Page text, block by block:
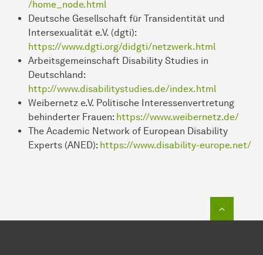
/home_node.html
Deutsche Gesellschaft für Transidentität und
Intersexualität e.V. (dgti):
https://www.dgti.org/didgti/netzwerk.html
Arbeitsgemeinschaft Disability Studies in
Deutschland:
http://www.disabilitystudies.de/index.html
Weibernetz e.V. Politische Interessenvertretung
behinderter Frauen: https://www.weibernetz.de/
The Academic Network of European Disability
Experts (ANED): https://www.disability-europe.net/